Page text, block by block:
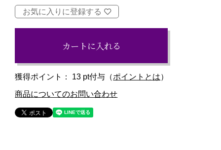
お気に入りに登録する
カートに入れる
獲得ポイント： 13 pt付与（ポイントとは）
商品についてのお問い合わせ